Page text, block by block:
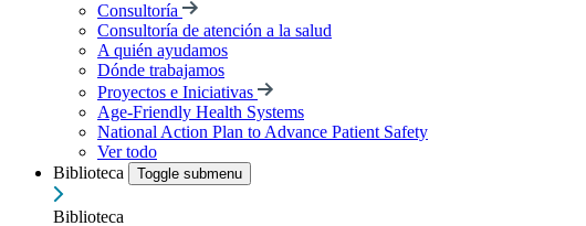
Consultoría
Consultoría de atención a la salud
A quién ayudamos
Dónde trabajamos
Proyectos e Iniciativas
Age-Friendly Health Systems
National Action Plan to Advance Patient Safety
Ver todo
Biblioteca
Toggle submenu
Biblioteca